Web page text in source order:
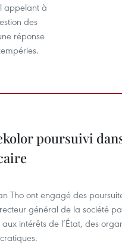
appelant à
des
réponse
poursuivi
Tho ont engagé des
général de la société
intérêts de l’État, des